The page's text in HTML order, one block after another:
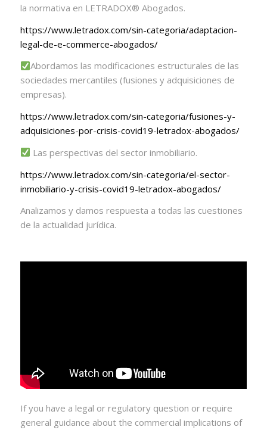
la normativa en LETRADOX®️ Abogados.
https://www.letradox.com/sin-categoria/adaptacion-
legal-de-e-commerce-abogados/
Abordamos las modificaciones estructurales de las
sociedades mercantiles (fusiones y adquisiciones de
empresas).
https://www.letradox.com/sin-categoria/fusiones-y-
adquisiciones-por-crisis-covid19-letradox-abogados/
Las perspectivas del sector inmobiliario.
https://www.letradox.com/sin-categoria/el-sector-
inmobiliario-y-crisis-covid19-letradox-abogados/
Analizamos y damos respuesta a todas las cuestiones
de la actualidad jurídica.
If you have a legal or regulatory question or require
general guidance about the commercial implications of